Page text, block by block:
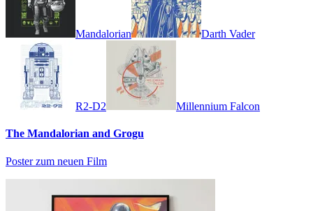
Mandalorian Darth Vader
R2-D2 Millennium Falcon
The Mandalorian and Grogu
Poster zum neuen Film